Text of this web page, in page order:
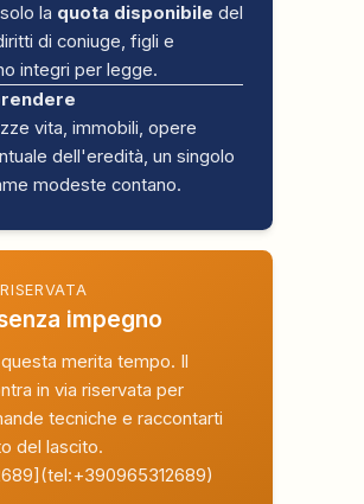
la quota disponibile del
di coniuge, figli e
integri per legge.
vita, immobili, opere
dell'eredità, un singolo
modeste contano.
impegno
merita tempo. Il
in via riservata per
tecniche e raccontarti
del lascito.